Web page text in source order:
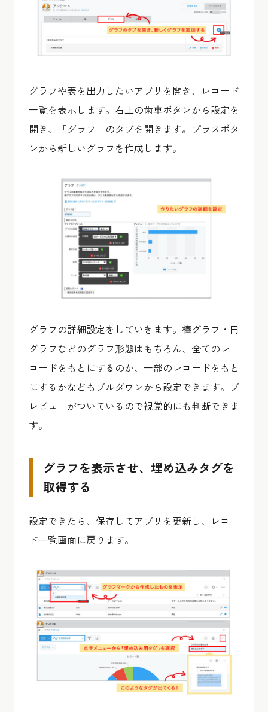
グラフや表を出力したいアプリを開き、レコード
一覧を表示します。右上の歯車ボタンから設定を
開き、「グラフ」のタブを開きます。プラスボタ
ンから新しいグラフを作成します。
グラフの詳細設定をしていきます。棒グラフ・円
グラフなどのグラフ形態はもちろん、全てのレ
コードをもとにするのか、一部のレコードをもと
にするかなどもプルダウンから設定できます。プ
レビューがついているので視覚的にも判断できま
す。
グラフを表示させ、埋め込みタグを
取得する
設定できたら、保存してアプリを更新し、レコー
ド一覧画面に戻ります。